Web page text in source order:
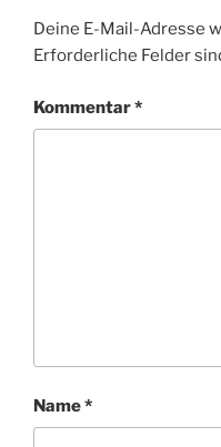
Deine E-Mail-Adresse
Erforderliche Felder
Kommentar*
Name*